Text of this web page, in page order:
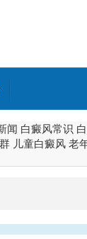
闻 白癜风常识
儿童白癜风 老